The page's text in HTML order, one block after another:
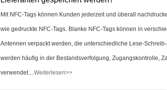
Netzwerkkamera
Sauna-Türschloss
Zugangskontrolle
Alarmsensoren
Mit NFC-Tags können Kunden jederzeit und überall
wie gedruckte NFC-Tags. Blanke NFC-Tags können in
Antennen verpackt werden, die unterschiedliche Lese-
werden häufig in der Bestandsverfolgung, Zugangskontrolle,
verwendet....Weiterlesen>>